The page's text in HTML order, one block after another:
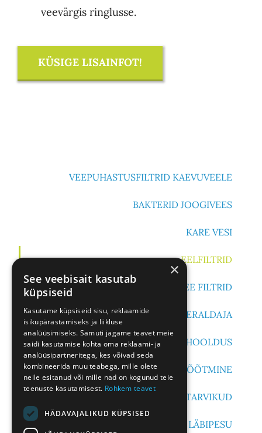
veevärgis ringlusse.
KÜSIGE LISAINFOT!
VEEPUHASTUSFILTRID KAEVUVEELE
BAKTERID JOOGIVEES
KARE VESI
EELFILTRID
JOOGIVEE FILTRID
ÕHUERALDAJA
VEEPUHASTUSSEADMETE HOOLDUS
RADOONI MÕÕTMINE
VAHETUSTARVIKUD
KÜTTESÜSTEEMI LÄBIPESU
×
See veebisait kasutab
küpsiseid
Kasutame küpsiseid sisu, reklaamide
isikupärastamiseks ja liikluse
analüüsimiseks. Samuti jagame teavet meie
saidi kasutamise kohta oma reklaami- ja
analüüsipartneritega, kes võivad seda
kombineerida muu teabega, mille olete
neile esitanud või mille nad on kogunud teie
teenuste kasutamisest. Rohkem teavet
HÄDAVAJALIKUD KÜPSISED